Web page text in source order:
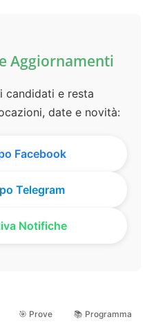
Aggiornamenti
candidati e resta
date e novità:
Facebook
Telegram
Notifiche
🎯 Prove 📚 Programma